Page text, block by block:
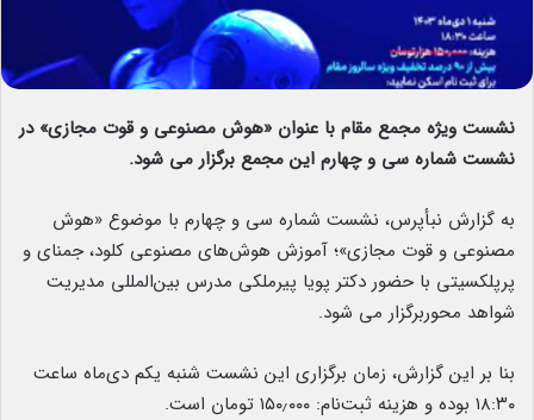
نشست ویژه مجمع مقام با عنوان «هوش مصنوعی و قوت مجازی» در
نشست شماره سی‌ و چهارم این مجمع برگزار می شود.
به گزارش نبأپرس، نشست شماره سی‌ و چهارم با موضوع «هوش
مصنوعی و قوت مجازی»؛ آموزش هوش‌های مصنوعی کلود، جمنای و
پرپلکسیتی با حضور دکتر پویا پیرملکی مدرس بین‌المللی مدیریت
شواهد محوربرگزار می شود.
بنا بر این گزارش، زمان برگزاری این نشست شنبه یکم دی‌ماه ساعت
۱۸:۳۰ بوده و هزینه ثبت‌نام: ۱۵۰٫۰۰۰ تومان است.